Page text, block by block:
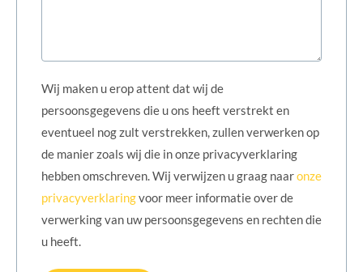
Wij maken u erop attent dat wij de
persoonsgegevens die u ons heeft verstrekt en
eventueel nog zult verstrekken, zullen verwerken op
de manier zoals wij die in onze privacyverklaring
hebben omschreven. Wij verwijzen u graag naaronze
privacyverklaringvoor meer informatie over de
verwerking van uw persoonsgegevens en rechten die
u heeft.